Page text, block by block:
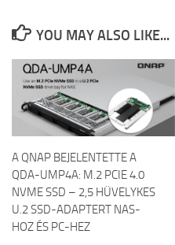
YOU MAY ALSO LIKE...
A QNAP BEJELENTETTE A
QDA-UMP4A: M.2 PCIE 4.0
NVME SSD – 2,5 HÜVELYKES
U.2 SSD-ADAPTERT NAS-
HOZ ÉS PC-HEZ